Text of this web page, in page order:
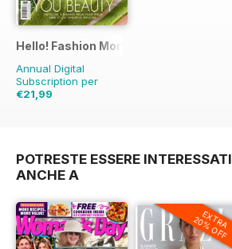
Hello! Fashion Monthly
Annual Digital
Subscription per
€21,99
POTRESTE ESSERE INTERESSATI
ANCHE A
EXTRA
20% OFF